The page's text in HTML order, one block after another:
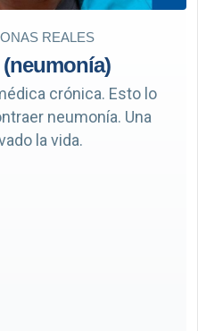
REALES
crónica. Esto lo
neumonía. Una
la vida.